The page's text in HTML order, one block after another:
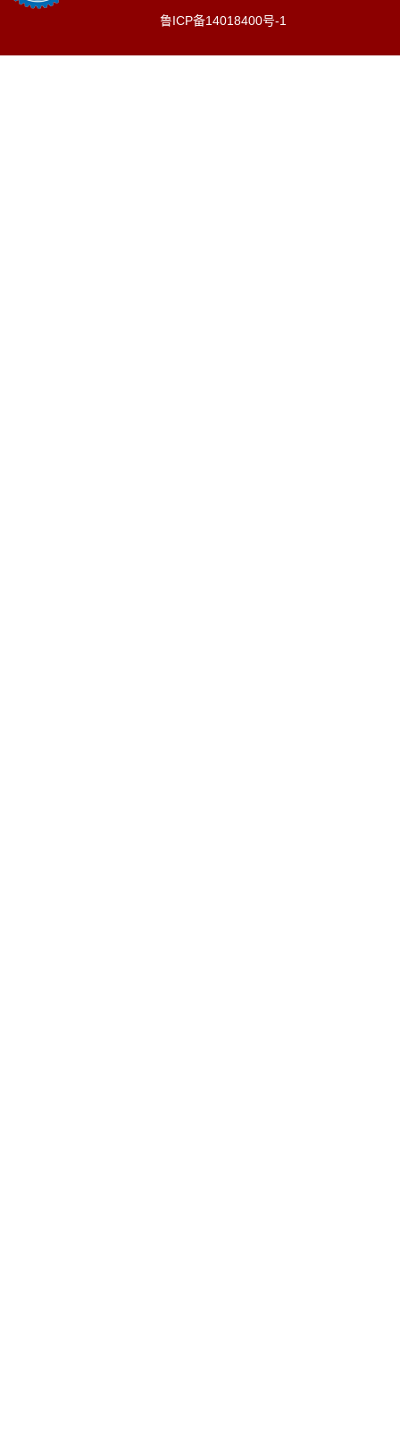
鲁ICP备14018400号-1